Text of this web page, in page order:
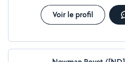
Voir le profil